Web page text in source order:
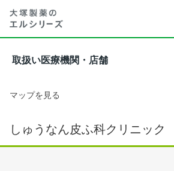
取扱い医療機関・店舗
マップを見る
しゅうなん皮ふ科クリニック